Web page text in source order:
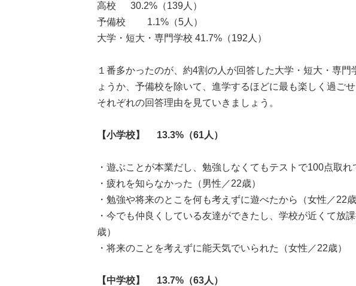
高校 30.2%（139人）
予備校 1.1%（5人）
大学・短大・専門学校 41.7%（192人）
１番多かったのが、約4割の人が回答した大学・短大・専
ょうか、予備校を除いて、進学するほどに最も楽しく過ご
それぞれの回答理由を見ていきましょう。
【小学校】 13.3%（61人）
・遊ぶことが本業だし、勉強しなくてもテストで100点取れ
・疲れを知らなかった（男性／22歳）
・勉強や将来のとこを何も考えずに遊べたから（女性／22歳
・今でも仲良くしている友達ができたし、学校が近くて放
歳）
・将来のことを考えずに能天気でいられた（女性／22歳）
【中学校】 13.7%（63人）